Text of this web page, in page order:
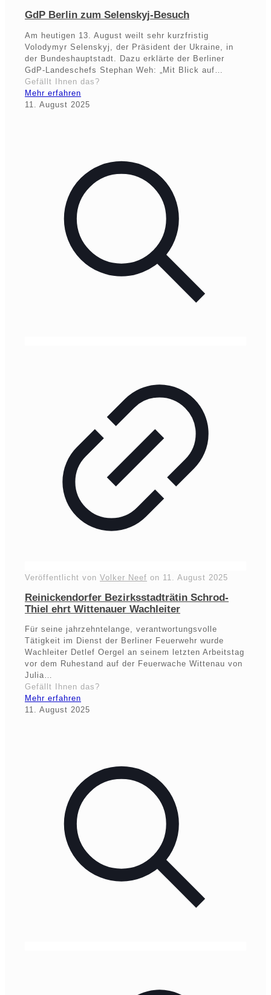
GdP Berlin zum Selenskyj-Besuch
Am heutigen 13. August weilt sehr kurzfristig
Volodymyr Selenskyj, der Präsident der Ukraine, in
der Bundeshauptstadt. Dazu erklärte der Berliner
GdP-Landeschefs Stephan Weh: „Mit Blick auf…
Gefällt Ihnen das?
Mehr erfahren
11. August 2025
Veröffentlicht von Volker Neef on 11. August 2025
Reinickendorfer Bezirksstadträtin Schrod-
Thiel ehrt Wittenauer Wachleiter
Für seine jahrzehntelange, verantwortungsvolle
Tätigkeit im Dienst der Berliner Feuerwehr wurde
Wachleiter Detlef Oergel an seinem letzten Arbeitstag
vor dem Ruhestand auf der Feuerwache Wittenau von
Julia…
Gefällt Ihnen das?
Mehr erfahren
11. August 2025